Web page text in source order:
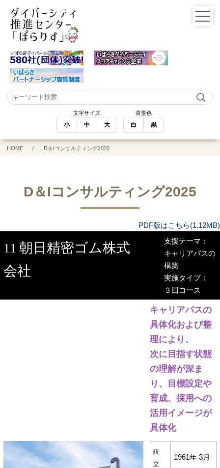
文字サイズ
小 中 大
背景色
白 黒
HOME D＆Iコンサルティング2025
D＆Iコンサルティング2025
PDF版はこちら(1.12MB)
11 朝日精密ゴム株式
会社
支援テーマ：
キャリアパスの
構築
実施タイプ：
３回コース
キャリアパスの
具体化および整
理により、
次に目指す状態
の理解が深ま
り、目標設定や
育成、採用への
活用イメージが
具体化
設
立
1961年 3月